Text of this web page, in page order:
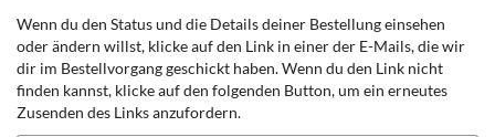
Wenn du den Status und die Details deiner Bestellung einsehen
oder ändern willst, klicke auf den Link in einer der E-Mails, die wir
dir im Bestellvorgang geschickt haben. Wenn du den Link nicht
finden kannst, klicke auf den folgenden Button, um ein erneutes
Zusenden des Links anzufordern.